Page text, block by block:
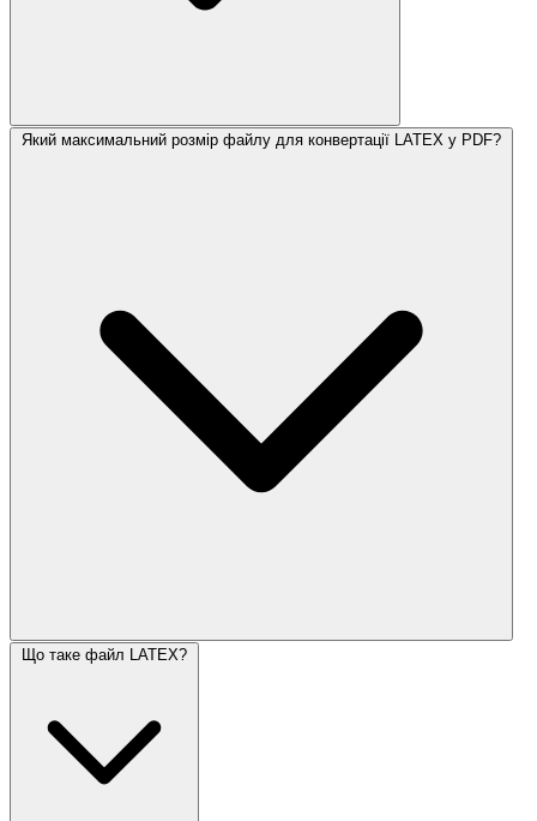
Який максимальний розмір файлу для конвертації LATEX у PDF?
Що таке файл LATEX?